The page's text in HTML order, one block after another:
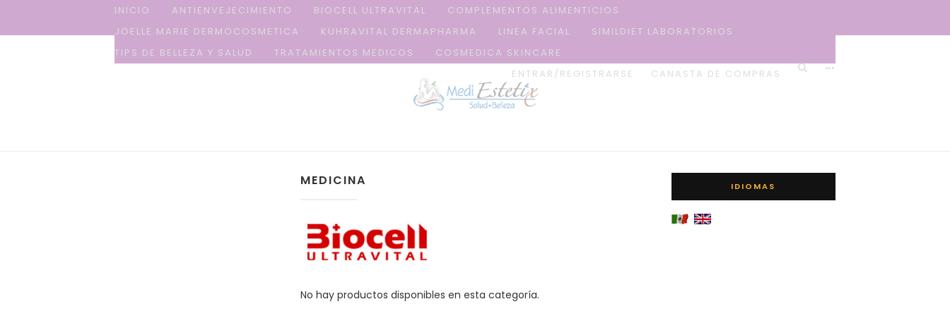
INICIO ANTIENVEJECIMIENTO BIOCELL ULTRAVITAL
COMPLEMENTOS ALIMENTICIOS
JOELLE MARIE DERMOCOSMETICA
KUHRAVITAL DERMAPHARMA LINEA FACIAL
SIMILDIET LABORATORIOS
TIPS DE BELLEZA Y SALUD
TRATAMIENTOS MEDICOS
COSMEDICA SKINCARE
ENTRAR/REGISTRARSE
CANASTA DE COMPRAS
MEDICINA
No hay productos disponibles en esta categoría.
IDIOMAS